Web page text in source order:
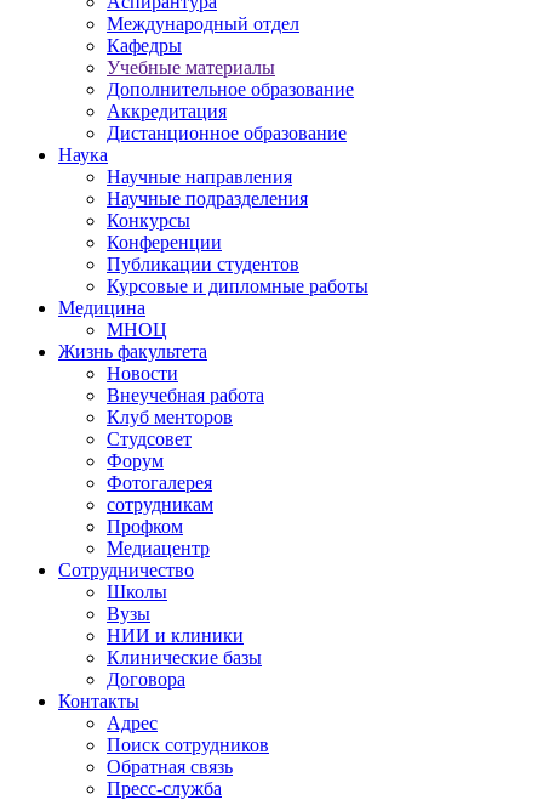
Международный отдел
Кафедры
Учебные материалы
Дополнительное образование
Аккредитация
Дистанционное образование
Наука
Научные направления
Научные подразделения
Конкурсы
Конференции
Публикации студентов
Курсовые и дипломные работы
Медицина
МНОЦ
Жизнь факультета
Новости
Внеучебная работа
Клуб менторов
Студсовет
Форум
Фотогалерея
сотрудникам
Профком
Медиацентр
Сотрудничество
Школы
Вузы
НИИ и клиники
Клинические базы
Договора
Контакты
Адрес
Поиск сотрудников
Обратная связь
Пресс-служба